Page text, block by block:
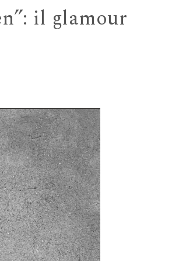
il glamour